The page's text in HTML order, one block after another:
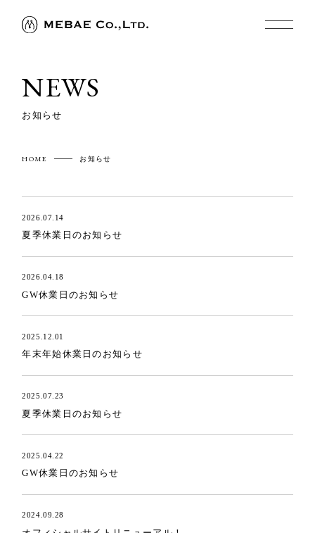
NEWS
お知らせ
HOME お知らせ
2026.07.14
夏季休業日のお知らせ
2026.04.18
GW休業日のお知らせ
2025.12.01
年末年始休業日のお知らせ
2025.07.23
夏季休業日のお知らせ
2025.04.22
GW休業日のお知らせ
2024.09.28